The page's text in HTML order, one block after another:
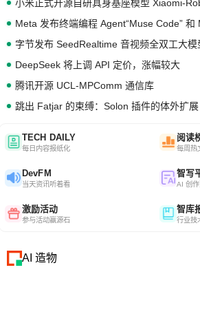
小米正式开源自研具身基座模型 Xiaomi-
Meta 发布终端编程 Agent“Muse Code”
字节发布 SeedRealtime 音视频全双工大模
DeepSeek 将上调 API 定价，涨幅较大
腾讯开源 UCL-MPComm 通信库
TECH DAILY
每日内容报纸化
阅读
每周热
DevFM
当天资讯听着看
智写
AI 创
激励活动
参与活动赢源石
智库
行业技
AI 造物